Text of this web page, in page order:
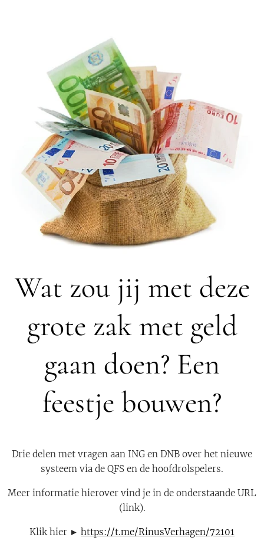
Wat zou jij met deze
grote zak met geld
gaan doen? Een
feestje bouwen?
Drie delen met vragen aan ING en DNB over het nieuwe
systeem via de QFS en de hoofdrolspelers.
Meer informatie hierover vind je in de onderstaande URL
(link).
Klik hier ► https://t.me/RinusVerhagen/72101